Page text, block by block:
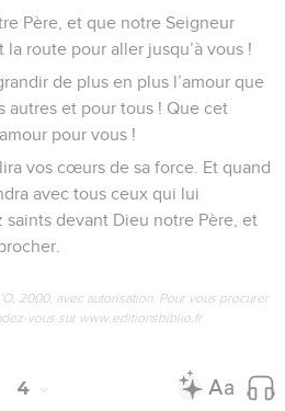
Père, et que notre Seigneur
route pour aller jusqu’à vous !
de plus en plus l’amour que
autres et pour tous ! Que cet
pour vous !
vos cœurs de sa force. Et quand
avec tous ceux qui lui
saints devant Dieu notre Père, et
2000, avec autorisation. Pour vous procurer
vous sur www.editionsbiblio.fr
4